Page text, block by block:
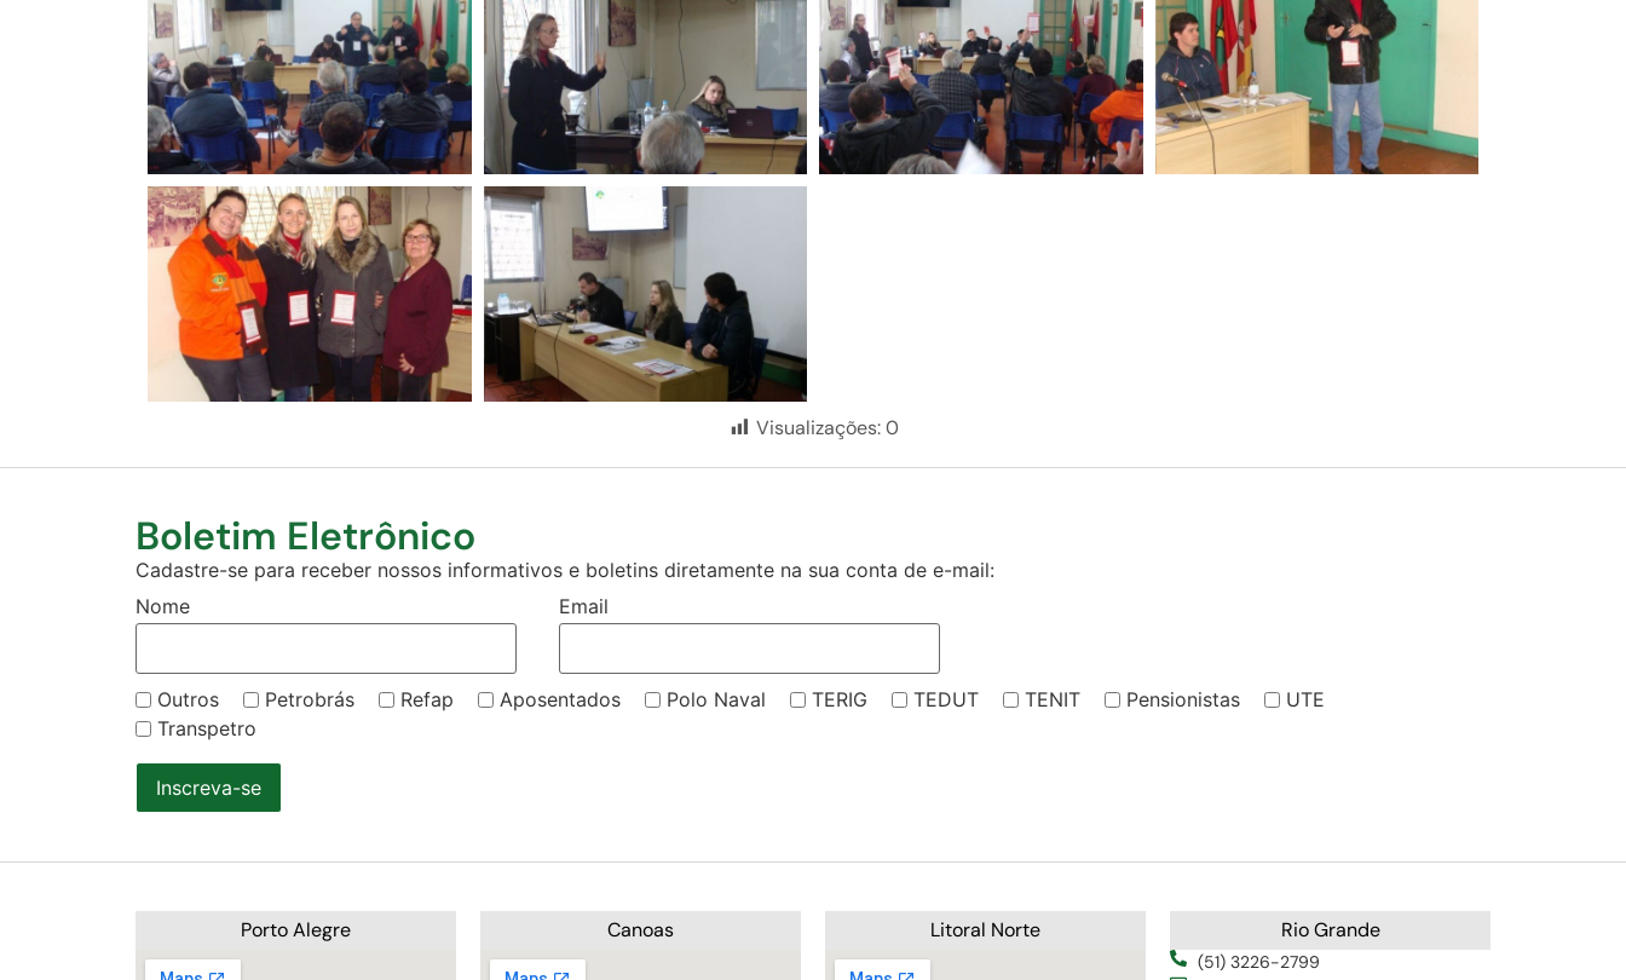
Visualizações:0
Boletim Eletrônico
Cadastre-se para receber nossos informativos e boletins diretamente na sua conta de e-mail:
Nome
Email
Outros Petrobrás Refap Aposentados Polo Naval TERIG TEDUT TENIT Pensionistas
UTE
Transpetro
Inscreva-se
Porto Alegre Canoas Litoral Norte Rio Grande
(51) 3226-2799